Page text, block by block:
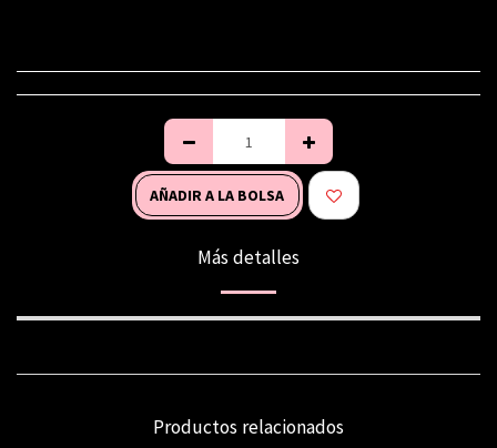
AÑADIR A LA BOLSA
Más detalles
Productos relacionados